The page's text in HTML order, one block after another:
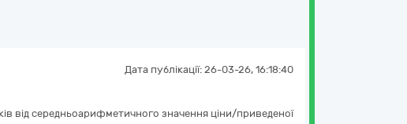
Дата публікації: 26-03-26, 16:18:40
від середньоарифметичного значення ціни/приведеної